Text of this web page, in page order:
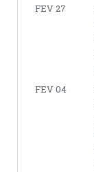
FEV 27
FEV 04